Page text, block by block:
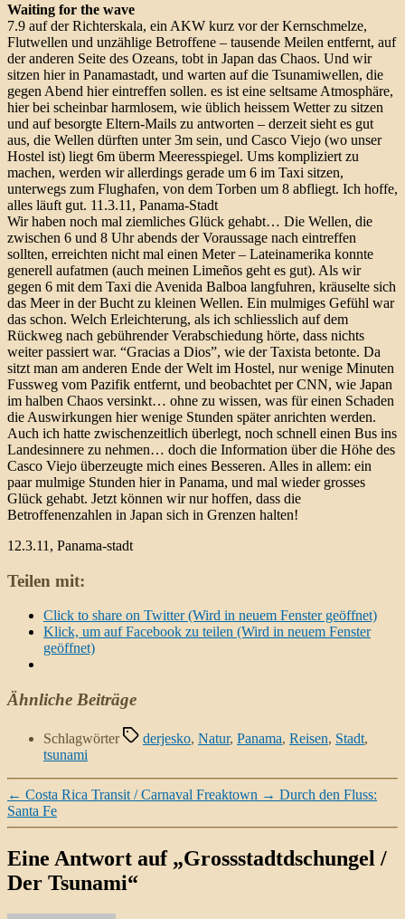
Waiting for the wave
7.9 auf der Richterskala, ein AKW kurz vor der Kernschmelze,
Flutwellen und unzählige Betroffene – tausende Meilen entfernt, auf
der anderen Seite des Ozeans, tobt in Japan das Chaos. Und wir
sitzen hier in Panamastadt, und warten auf die Tsunamiwellen, die
gegen Abend hier eintreffen sollen. es ist eine seltsame Atmosphäre,
hier bei scheinbar harmlosem, wie üblich heissem Wetter zu sitzen
und auf besorgte Eltern-Mails zu antworten – derzeit sieht es gut
aus, die Wellen dürften unter 3m sein, und Casco Viejo (wo unser
Hostel ist) liegt 6m überm Meeresspiegel. Ums kompliziert zu
machen, werden wir allerdings gerade um 6 im Taxi sitzen,
unterwegs zum Flughafen, von dem Torben um 8 abfliegt. Ich hoffe,
alles läuft gut. 11.3.11, Panama-Stadt
Wir haben noch mal ziemliches Glück gehabt… Die Wellen, die
zwischen 6 und 8 Uhr abends der Voraussage nach eintreffen
sollten, erreichten nicht mal einen Meter – Lateinamerika konnte
generell aufatmen (auch meinen Limeños geht es gut). Als wir
gegen 6 mit dem Taxi die Avenida Balboa langfuhren, kräuselte sich
das Meer in der Bucht zu kleinen Wellen. Ein mulmiges Gefühl war
das schon. Welch Erleichterung, als ich schliesslich auf dem
Rückweg nach gebührender Verabschiedung hörte, dass nichts
weiter passiert war. “Gracias a Dios”, wie der Taxista betonte. Da
sitzt man am anderen Ende der Welt im Hostel, nur wenige Minuten
Fussweg vom Pazifik entfernt, und beobachtet per CNN, wie Japan
im halben Chaos versinkt… ohne zu wissen, was für einen Schaden
die Auswirkungen hier wenige Stunden später anrichten werden.
Auch ich hatte zwischenzeitlich überlegt, noch schnell einen Bus ins
Landesinnere zu nehmen… doch die Information über die Höhe des
Casco Viejo überzeugte mich eines Besseren. Alles in allem: ein
paar mulmige Stunden hier in Panama, und mal wieder grosses
Glück gehabt. Jetzt können wir nur hoffen, dass die
Betroffenenzahlen in Japan sich in Grenzen halten!
12.3.11, Panama-stadt
Teilen mit:
Click to share on Twitter (Wird in neuem Fenster geöffnet)
Klick, um auf Facebook zu teilen (Wird in neuem Fenster
geöffnet)
Ähnliche Beiträge
Schlagwörter derjesko, Natur, Panama, Reisen, Stadt,
tsunami
← Costa Rica Transit / Carnaval Freaktown → Durch den Fluss:
Santa Fe
Eine Antwort auf „Grossstadtdschungel /
Der Tsunami“